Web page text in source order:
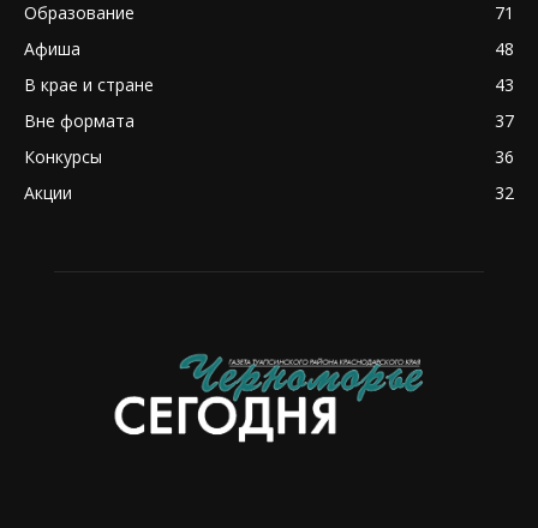
Образование
71
Афиша
48
В крае и стране
43
Вне формата
37
Конкурсы
36
Акции
32